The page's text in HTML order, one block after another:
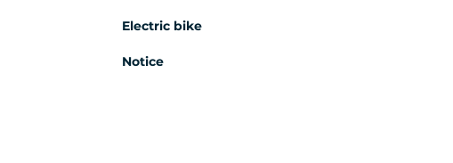
Electric bike
Notice